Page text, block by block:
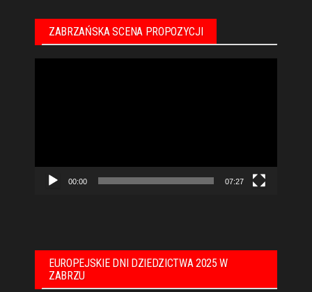
ZABRZAŃSKA SCENA PROPOZYCJI
00:00 07:27
EUROPEJSKIE DNI DZIEDZICTWA 2025 W
ZABRZU